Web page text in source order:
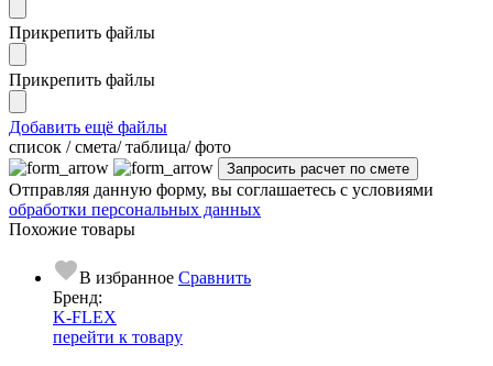
Прикрепить файлы
Прикрепить файлы
Добавить ещё файлы
cписок / смета/ таблица/ фото
Отправляя данную форму, вы соглашаетесь с условиями
обработки персональных данных
Похожие товары
В избранное Сравнить
Бренд:
K-FLEX
перейти к товару